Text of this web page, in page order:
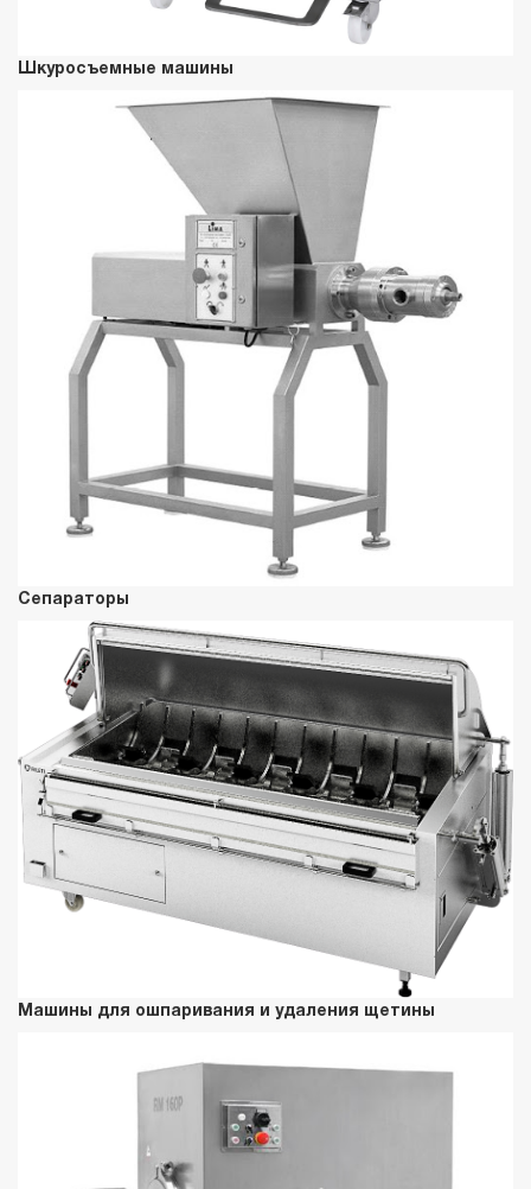
Шкуросъемные машины
Сепараторы
Машины для ошпаривания и удаления щетины